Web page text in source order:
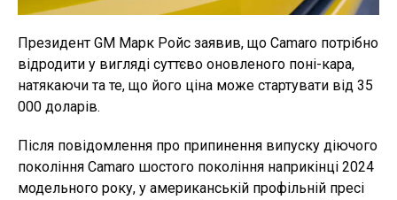
Президент GM Марк Ройс заявив, що Camaro потрібно
відродити у вигляді суттєво оновленого поні-кара,
натякаючи та те, що його ціна може стартувати від 35
000 доларів.
Після повідомлення про припинення випуску діючого
покоління Camaro шостого покоління наприкінці 2024
модельного року, у американській профільній пресі